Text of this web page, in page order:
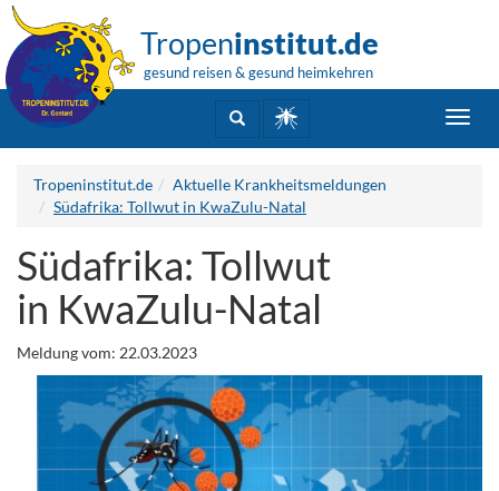
Tropeninstitut.de
gesund reisen & gesund heimkehren
Tropeninstitut.de
Aktuelle Krankheitsmeldungen
Südafrika: Tollwut in KwaZulu-Natal
Südafrika: Tollwut
in KwaZulu-Natal
Meldung vom: 22.03.2023